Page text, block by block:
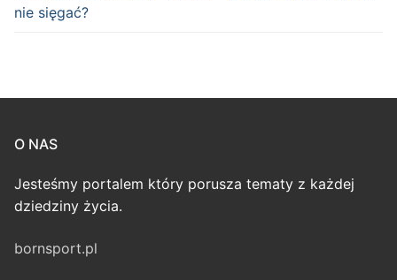
nie sięgać?
O NAS
Jesteśmy portalem który porusza tematy z każdej
dziedziny życia.
bornsport.pl